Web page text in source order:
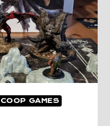
COOP GAMES